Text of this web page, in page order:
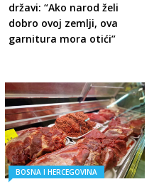
državi: “Ako narod želi
dobro ovoj zemlji, ova
garnitura mora otići”
BOSNA I HERCEGOVINA